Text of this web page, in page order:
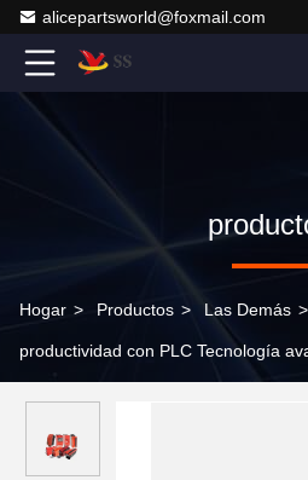
alicepartsworld@foxmail.com
Hogar > Productos > Las Demás >
productividad con PLC Tecnología